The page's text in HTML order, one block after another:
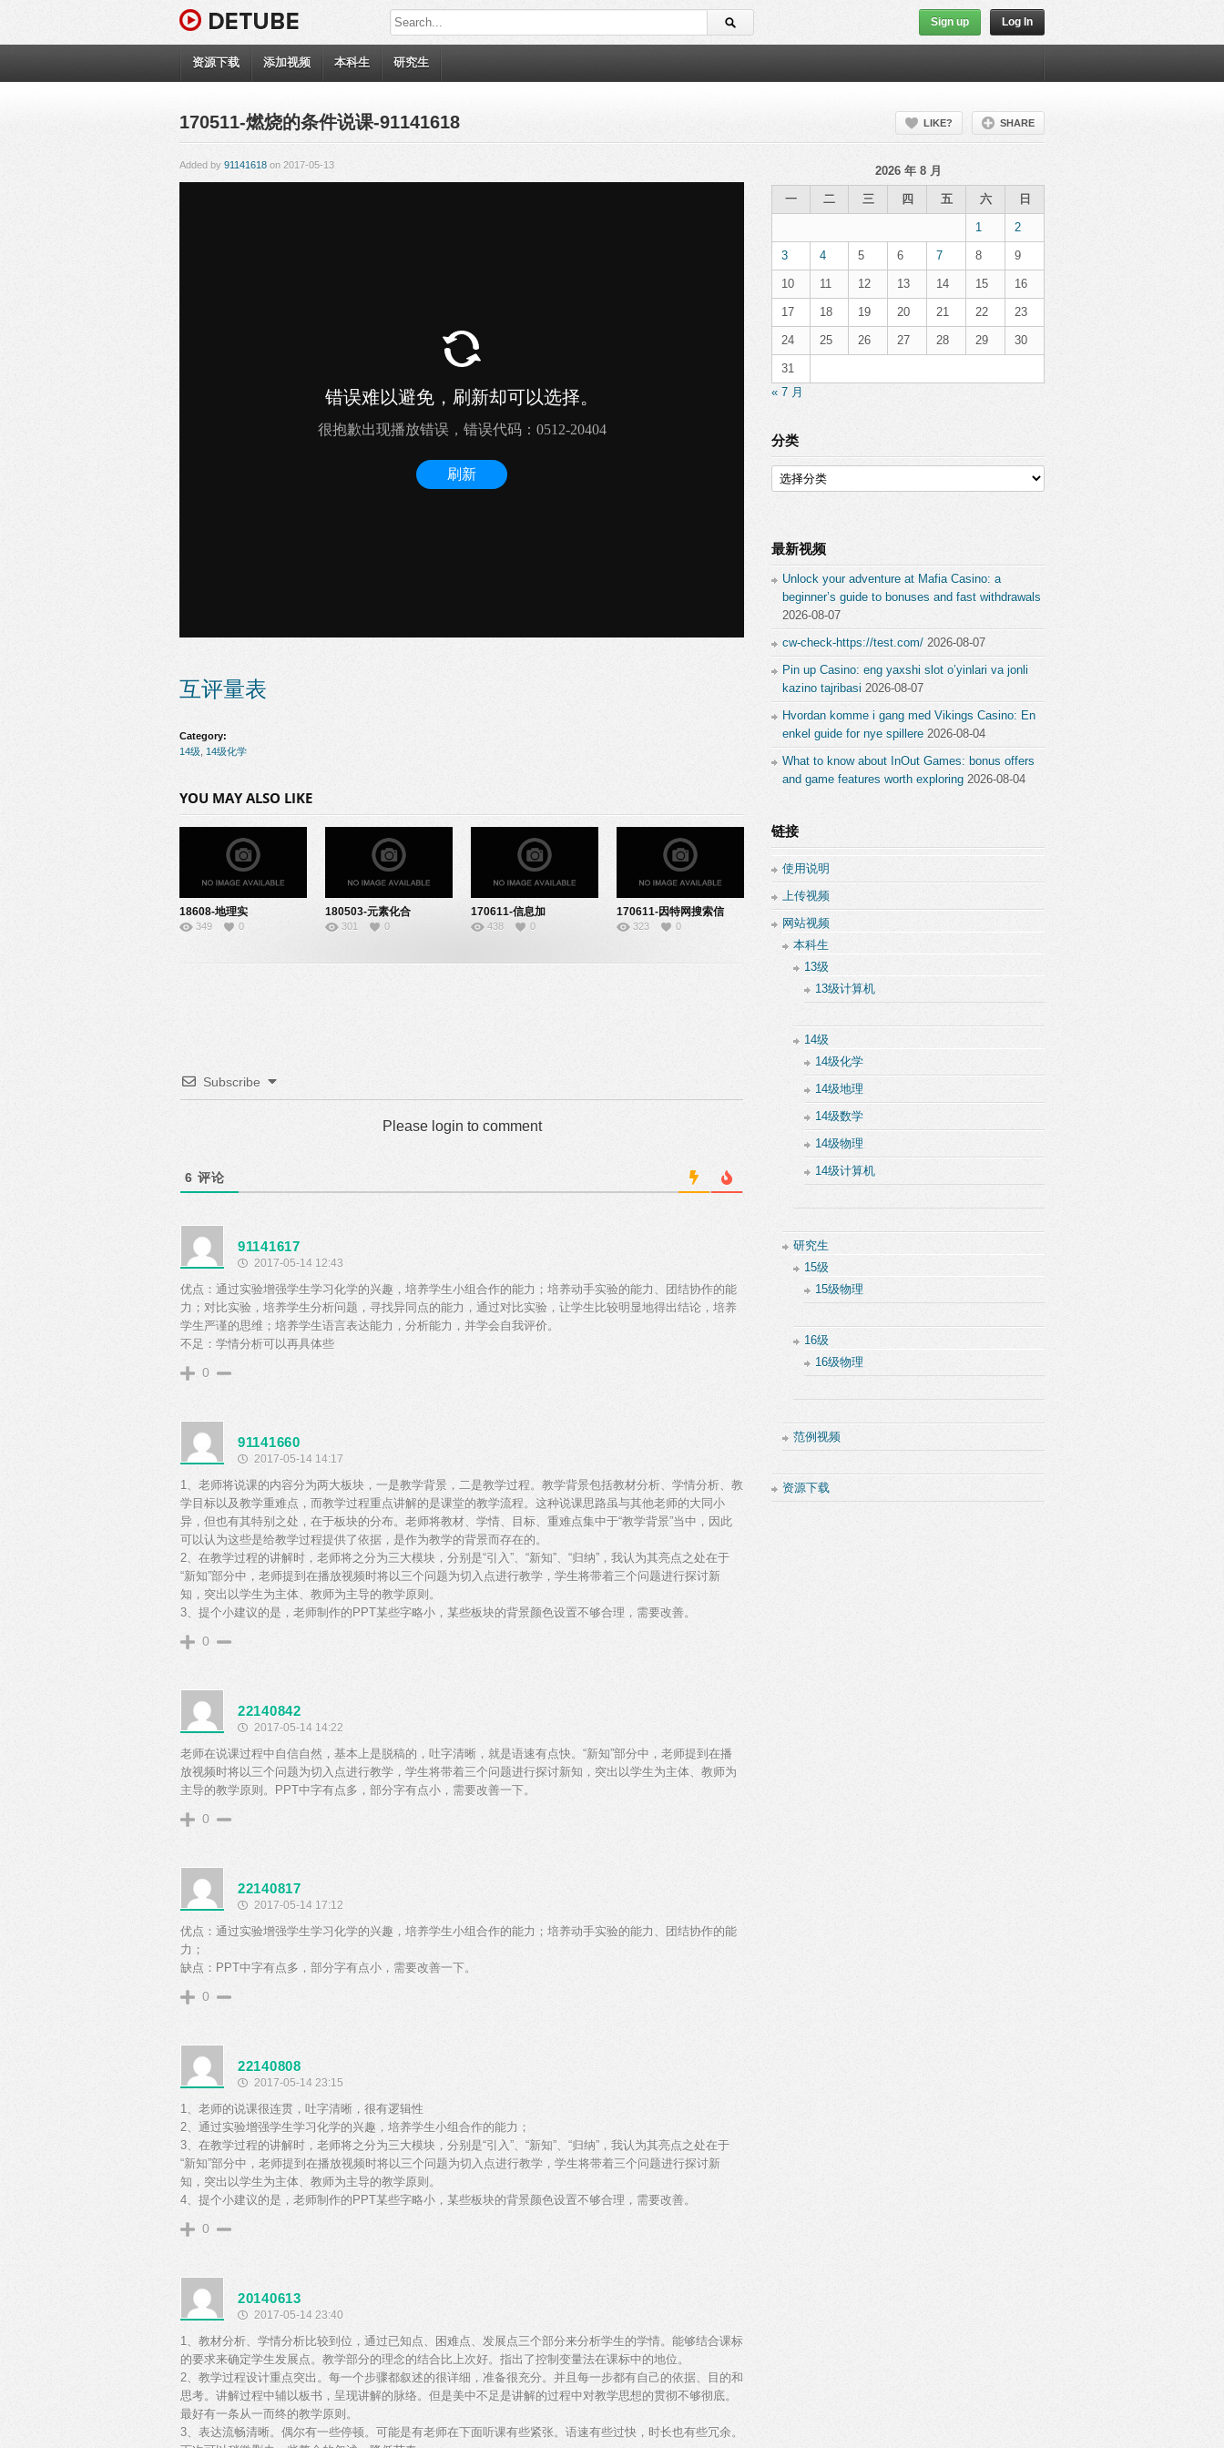
Sign up Log In
资源下载 添加视频 本科生 研究生
170511-燃烧的条件说课-91141618 LIKE? SHARE
Added by 91141618 on 2017-05-13
互评量表
Category:
14级
14级化学
YOU MAY ALSO LIKE
18608-地理实
验-22151018
349 0
180503-元素化合
物-08150118
301 0
170611-信息加
工-22141919
438 0
170611-因特网搜索信
息-22141917
323 0
Subscribe
Please login to comment
6 评论
91141617
2017-05-14 12:43
优点：通过实验增强学生学习化学的兴趣，培养学生小组合作的能力；培养动手实验的能力、团结协作的能
力；对比实验，培养学生分析问题，寻找异同点的能力，通过对比实验，让学生比较明显地得出结论，培养
学生严谨的思维；培养学生语言表达能力，分析能力，并学会自我评价。
不足：学情分析可以再具体些
0
91141660
2017-05-14 14:17
1、老师将说课的内容分为两大板块，一是教学背景，二是教学过程。教学背景包括教材分析、学情分析、教
学目标以及教学重难点，而教学过程重点讲解的是课堂的教学流程。这种说课思路虽与其他老师的大同小
异，但也有其特别之处，在于板块的分布。老师将教材、学情、目标、重难点集中于“教学背景”当中，因此
可以认为这些是给教学过程提供了依据，是作为教学的背景而存在的。
2、在教学过程的讲解时，老师将之分为三大模块，分别是“引入”、“新知”、“归纳”，我认为其亮点之处在于
“新知”部分中，老师提到在播放视频时将以三个问题为切入点进行教学，学生将带着三个问题进行探讨新
知，突出以学生为主体、教师为主导的教学原则。
3、提个小建议的是，老师制作的PPT某些字略小，某些板块的背景颜色设置不够合理，需要改善。
0
22140842
2017-05-14 14:22
老师在说课过程中自信自然，基本上是脱稿的，吐字清晰，就是语速有点快。“新知”部分中，老师提到在播
放视频时将以三个问题为切入点进行教学，学生将带着三个问题进行探讨新知，突出以学生为主体、教师为
主导的教学原则。PPT中字有点多，部分字有点小，需要改善一下。
0
22140817
2017-05-14 17:12
优点：通过实验增强学生学习化学的兴趣，培养学生小组合作的能力；培养动手实验的能力、团结协作的能
力；
缺点：PPT中字有点多，部分字有点小，需要改善一下。
0
22140808
2017-05-14 23:15
1、老师的说课很连贯，吐字清晰，很有逻辑性
2、通过实验增强学生学习化学的兴趣，培养学生小组合作的能力；
3、在教学过程的讲解时，老师将之分为三大模块，分别是“引入”、“新知”、“归纳”，我认为其亮点之处在于
“新知”部分中，老师提到在播放视频时将以三个问题为切入点进行教学，学生将带着三个问题进行探讨新
知，突出以学生为主体、教师为主导的教学原则。
4、提个小建议的是，老师制作的PPT某些字略小，某些板块的背景颜色设置不够合理，需要改善。
0
20140613
2017-05-14 23:40
1、教材分析、学情分析比较到位，通过已知点、困难点、发展点三个部分来分析学生的学情。能够结合课标
的要求来确定学生发展点。教学部分的理念的结合比上次好。指出了控制变量法在课标中的地位。
2、教学过程设计重点突出。每一个步骤都叙述的很详细，准备很充分。并且每一步都有自己的依据、目的和
思考。讲解过程中辅以板书，呈现讲解的脉络。但是美中不足是讲解的过程中对教学思想的贯彻不够彻底。
最好有一条从一而终的教学原则。
3、表达流畅清晰。偶尔有一些停顿。可能是有老师在下面听课有些紧张。语速有些过快，时长也有些冗余。
2026 年 8 月
一 二 三 四 五 六 日
1 2
3 4 5 6 7 8 9
10 11 12 13 14 15 16
17 18 19 20 21 22 23
24 25 26 27 28 29 30
31
« 7 月
分类
分
类
最新视频
Unlock your adventure at Mafia Casino: a
beginner’s guide to bonuses and fast withdrawals
2026-08-07
cw-check-https://test.com/ 2026-08-07
Pin up Casino: eng yaxshi slot o’yinlari va jonli
kazino tajribasi 2026-08-07
Hvordan komme i gang med Vikings Casino: En
enkel guide for nye spillere 2026-08-04
What to know about InOut Games: bonus offers
and game features worth exploring 2026-08-04
链接
使用说明
上传视频
网站视频
本科生
13级
13级计算机
14级
14级化学
14级地理
14级数学
14级物理
14级计算机
研究生
15级
15级物理
16级
16级物理
范例视频
资源下载